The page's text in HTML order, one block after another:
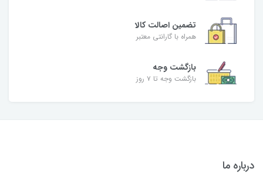
تضمین اصالت کالا
همراه با گارانتی معتبر
بازگشت وجه
بازگشت وجه تا ۷ روز
درباره ما